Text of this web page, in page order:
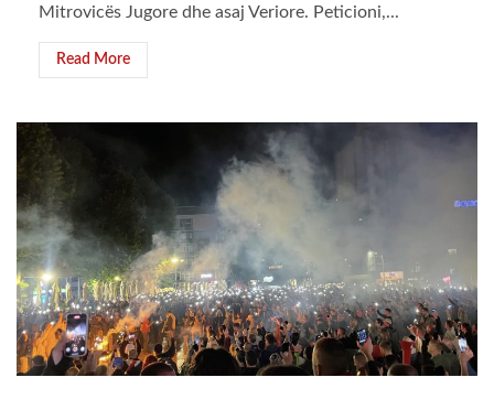
Mitrovicës Jugore dhe asaj Veriore. Peticioni,...
Read More